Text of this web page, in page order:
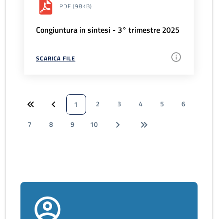
PDF (98KB)
Congiuntura in sintesi - 3° trimestre 2025
SCARICA FILE
1 2 3 4 5
6
7
8 9 10